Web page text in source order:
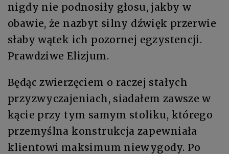
nigdy nie podnosiły głosu, jakby w
obawie, że nazbyt silny dźwięk przerwie
słaby wątek ich pozornej egzystencji.
Prawdziwe Elizjum.
Będąc zwierzęciem o raczej stałych
przyzwyczajeniach, siadałem zawsze w
kącie przy tym samym stoliku, którego
przemyślna konstrukcja zapewniała
klientowi maksimum niewygody. Po